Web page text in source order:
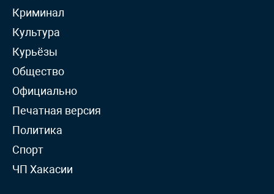
Криминал
Культура
Курьёзы
Общество
Официально
Печатная версия
Политика
Спорт
ЧП Хакасии